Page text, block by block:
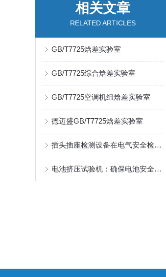
相关文章
RELATED ARTICLES
GB/T7725焓差实验室
GB/T7725综合焓差实验室
GB/T7725空调机组焓差实验室
德迈盛GB/T7725焓差实验室
插头插座检测设备在电气安全检测中的作用
电池挤压试验机：确保电池安全的关键设备